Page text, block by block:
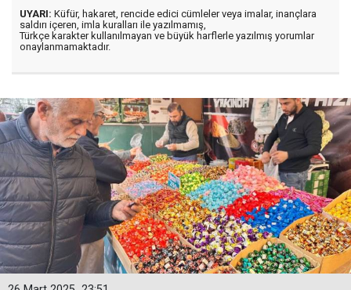
UYARI: Küfür, hakaret, rencide edici cümleler veya imalar, inançlara
saldırı içeren, imla kuralları ile yazılmamış,
Türkçe karakter kullanılmayan ve büyük harflerle yazılmış yorumlar
onaylanmamaktadır.